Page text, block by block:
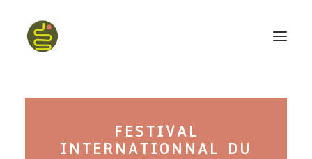
PROGRAMME HAPPY BELLY
FESTIVAL
INTERNATIONNAL DU